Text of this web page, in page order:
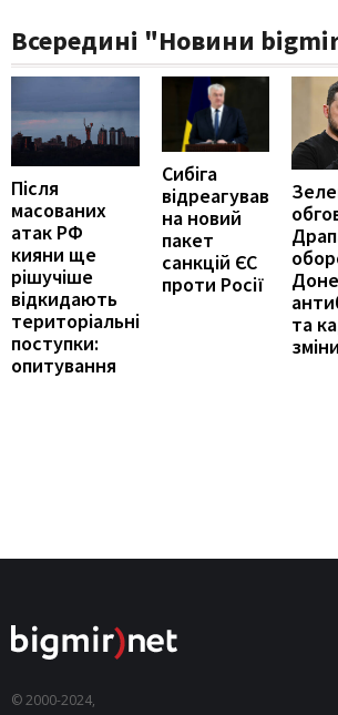
Всередині "Новини
Після
масованих
атак РФ
кияни ще
рішучіше
відкидають
територіальні
поступки:
опитування
Сибіга
відреагував
на новий
пакет
санкцій ЄС
проти Росії
та
© 2000-2024,